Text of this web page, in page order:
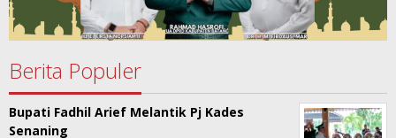
Berita Populer
Bupati Fadhil Arief Melantik Pj Kades
Senaning